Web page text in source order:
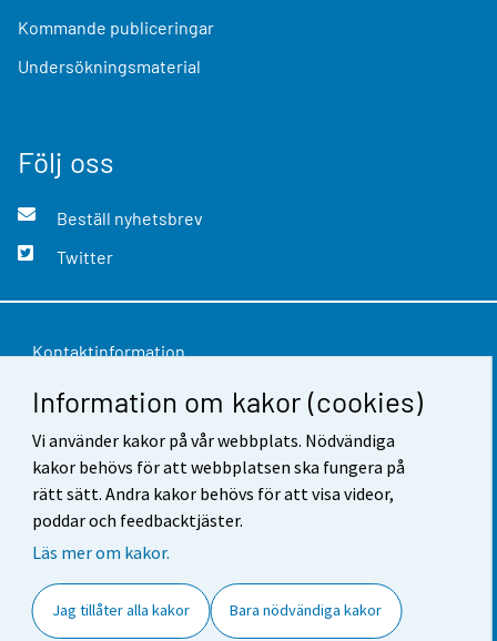
Information om kakor (cookies)
Vi använder kakor på vår webbplats. Nödvändiga
kakor behövs för att webbplatsen ska fungera på
rätt sätt. Andra kakor behövs för att visa videor,
poddar och feedbacktjäster.
Läs mer om kakor.
Jag tillåter alla kakor Bara nödvändiga kakor
Kommande publiceringar
Undersökningsmaterial
Följ oss
Beställ nyhetsbrev
Twitter
Kontaktinformation
Respons
Användarvillkor
Dataskydd
Tillgänglighet
Cookie-inställningar